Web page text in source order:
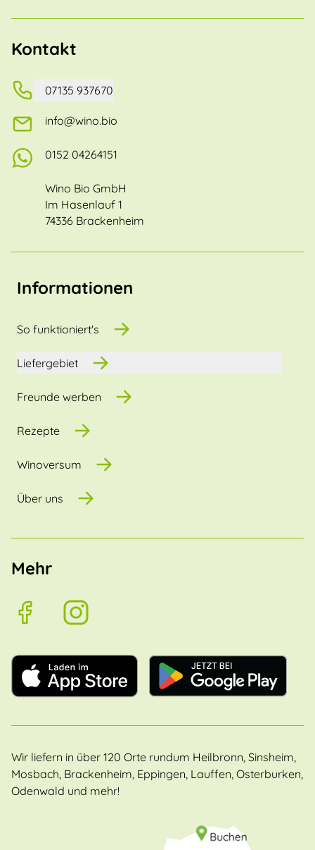
Kontakt
07135 937670
info@wino.bio
0152 04264151
Wino Bio GmbH
Im Hasenlauf 1
74336 Brackenheim
Informationen
So funktioniert's
Liefergebiet
Freunde werben
Rezepte
Winoversum
Über uns
Mehr
Wir liefern in über 120 Orte rundum Heilbronn, Sinsheim,
Mosbach, Brackenheim, Eppingen, Lauffen, Osterburken,
Odenwald und mehr!